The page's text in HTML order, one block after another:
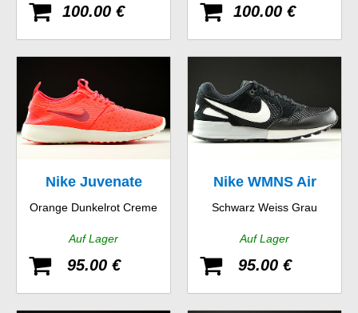
100.00 € 100.00 €
Nike Juvenate
Orange Dunkelrot Creme
Auf Lager
95.00 €
Nike WMNS Air
Pegasus 89
Schwarz Weiss Grau
Auf Lager
95.00 €